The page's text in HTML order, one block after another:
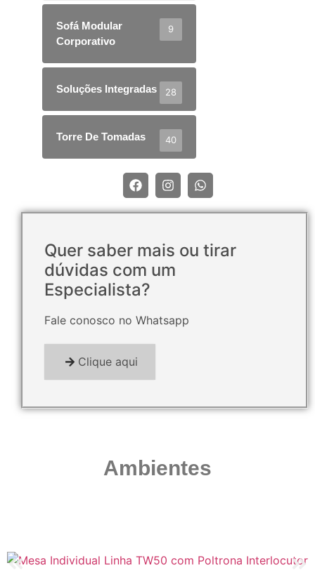
Sofá Modular
Corporativo
9
Soluções Integradas 28
Torre De Tomadas 40
Quer saber mais ou tirar
dúvidas com um
Especialista?
Fale conosco no Whatsapp
Clique aqui
Ambientes